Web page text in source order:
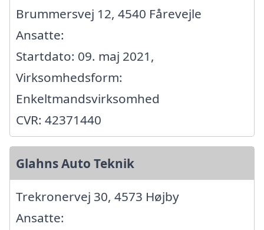
Brummersvej 12, 4540 Fårevejle
Ansatte:
Startdato: 09. maj 2021,
Virksomhedsform:
Enkeltmandsvirksomhed
CVR: 42371440
Glahns Auto Teknik
Trekronervej 30, 4573 Højby
Ansatte: